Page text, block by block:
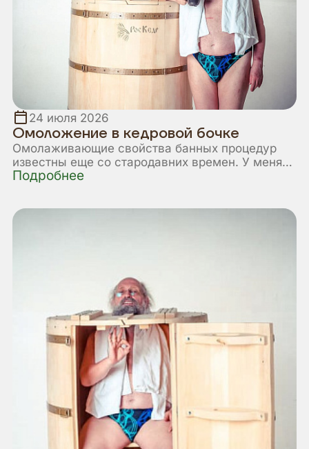
24 июля 2026
Омоложение в кедровой бочке
Омолаживающие свойства банных процедур
известны еще со стародавних времен. У меня
перед глазами был живой пример – моя
Выглядела она всегда хорошо, гораздо моложе
Подробнее